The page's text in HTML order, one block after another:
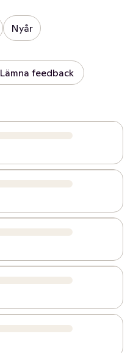
Nyår
Lämna feedback